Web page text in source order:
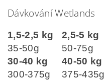
Dávkování Wetlands
1,5-2,5 kg 2,5-5 kg
35-50g
50-75g
30-40 kg
40-50 kg
300-375g
375-435g